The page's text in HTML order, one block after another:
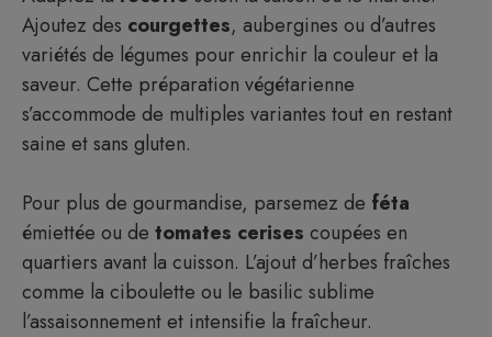
Ajoutez des courgettes, aubergines ou d’autres
variétés de légumes pour enrichir la couleur et la
saveur. Cette préparation végétarienne
s’accommode de multiples variantes tout en restant
saine et sans gluten.
Pour plus de gourmandise, parsemez de féta
émiettée ou de tomates cerises coupées en
quartiers avant la cuisson. L’ajout d’herbes fraîches
comme la ciboulette ou le basilic sublime
l’assaisonnement et intensifie la fraîcheur.